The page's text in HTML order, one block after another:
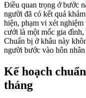
Điều quan trọng ở bước
người đã có kết quả
hiện, phạm vi xét
cưới là một mốc gia
Chuẩn bị ở khâu này
người bước vào hôn
Kế hoạch
tháng